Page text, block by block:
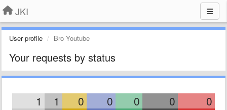
JKI
User profile Bro Youtube
Your requests by status
1 1 0 0 0 0 0